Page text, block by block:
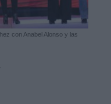
con Anabel Alonso y las